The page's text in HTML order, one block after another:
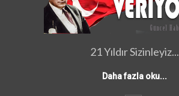
21 Yıldır Sizinleyiz...
Daha fazla oku...